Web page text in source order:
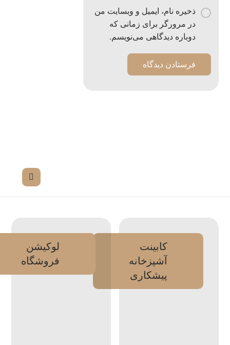
ذخیره نام، ایمیل و وبسایت من
در مرورگر برای زمانی که
دوباره دیدگاهی می‌نویسم.
کابینت
آشپزخانه
پیشکاری
لوکیشن
فروشگاه